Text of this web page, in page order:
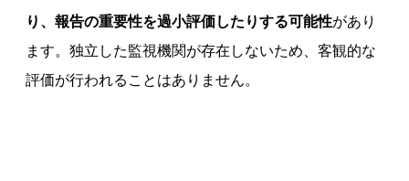
り、報告の重要性を過小評価したりする可能性があり
ます。独立した監視機関が存在しないため、客観的な
評価が行われることはありません。